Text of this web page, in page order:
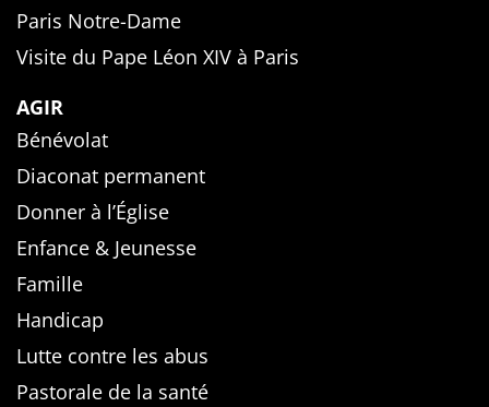
Paris Notre-Dame
Visite du Pape Léon XIV à Paris
AGIR
Bénévolat
Diaconat permanent
Donner à l’Église
Enfance & Jeunesse
Famille
Handicap
Lutte contre les abus
Pastorale de la santé